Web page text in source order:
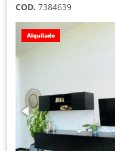
COD. 7384639
Alquilado